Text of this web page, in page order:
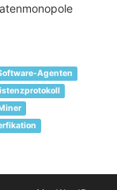
Agenten